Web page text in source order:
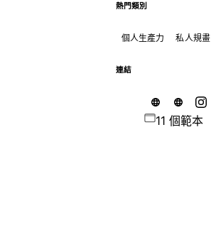
熱門類別
個人生產力 私人規畫
連結
11 個範本